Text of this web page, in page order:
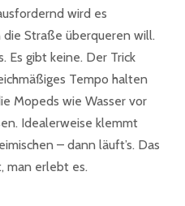
wird es
Straße überqueren will.
Es gibt keine. Der Trick
Tempo halten
Mopeds wie Wasser vor
Idealerweise klemmt
– dann läuft’s. Das
man erlebt es.